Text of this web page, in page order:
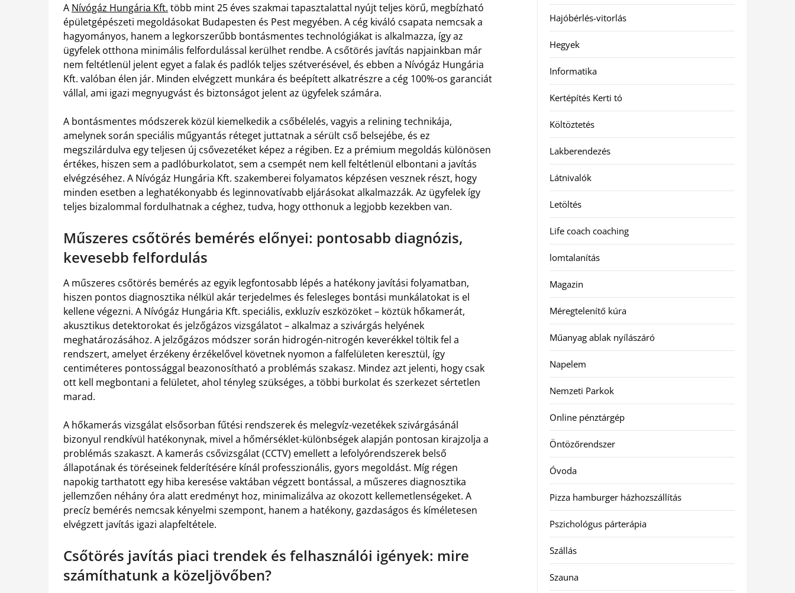
A Nívógáz Hungária Kft. több mint 25 éves szakmai tapasztalattal nyújt teljes körű, megbízható
épületgépészeti megoldásokat Budapesten és Pest megyében. A cég kiváló csapata nemcsak a
hagyományos, hanem a legkorszerűbb bontásmentes technológiákat is alkalmazza, így az
ügyfelek otthona minimális felfordulással kerülhet rendbe. A csőtörés javítás napjainkban már
nem feltétlenül jelent egyet a falak és padlók teljes szétverésével, és ebben a Nívógáz Hungária
Kft. valóban élen jár. Minden elvégzett munkára és beépített alkatrészre a cég 100%-os garanciát
vállal, ami igazi megnyugvást és biztonságot jelent az ügyfelek számára.
A bontásmentes módszerek közül kiemelkedik a csőbélelés, vagyis a relining technikája,
amelynek során speciális műgyantás réteget juttatnak a sérült cső belsejébe, és ez
megszilárdulva egy teljesen új csővezetéket képez a régiben. Ez a prémium megoldás különösen
értékes, hiszen sem a padlóburkolatot, sem a csempét nem kell feltétlenül elbontani a javítás
elvégzéséhez. A Nívógáz Hungária Kft. szakemberei folyamatos képzésen vesznek részt, hogy
minden esetben a leghatékonyabb és leginnovatívabb eljárásokat alkalmazzák. Az ügyfelek így
teljes bizalommal fordulhatnak a céghez, tudva, hogy otthonuk a legjobb kezekben van.
Műszeres csőtörés bemérés előnyei: pontosabb diagnózis,
kevesebb felfordulás
A műszeres csőtörés bemérés az egyik legfontosabb lépés a hatékony javítási folyamatban,
hiszen pontos diagnosztika nélkül akár terjedelmes és felesleges bontási munkálatokat is el
kellene végezni. A Nívógáz Hungária Kft. speciális, exkluzív eszközöket – köztük hőkamerát,
akusztikus detektorokat és jelzőgázos vizsgálatot – alkalmaz a szivárgás helyének
meghatározásához. A jelzőgázos módszer során hidrogén-nitrogén keverékkel töltik fel a
rendszert, amelyet érzékeny érzékelővel követnek nyomon a falfelületen keresztül, így
centiméteres pontossággal beazonosítható a problémás szakasz. Mindez azt jelenti, hogy csak
ott kell megbontani a felületet, ahol tényleg szükséges, a többi burkolat és szerkezet sértetlen
marad.
A hőkamerás vizsgálat elsősorban fűtési rendszerek és melegvíz-vezetékek szivárgásánál
bizonyul rendkívül hatékonynak, mivel a hőmérséklet-különbségek alapján pontosan kirajzolja a
problémás szakaszt. A kamerás csővizsgálat (CCTV) emellett a lefolyórendszerek belső
állapotának és töréseinek felderítésére kínál professzionális, gyors megoldást. Míg régen
napokig tarthatott egy hiba keresése vaktában végzett bontással, a műszeres diagnosztika
jellemzően néhány óra alatt eredményt hoz, minimalizálva az okozott kellemetlenségeket. A
precíz bemérés nemcsak kényelmi szempont, hanem a hatékony, gazdaságos és kíméletesen
elvégzett javítás igazi alapfeltétele.
Csőtörés javítás piaci trendek és felhasználói igények: mire
számíthatunk a közeljövőben?
Hajóbérlés-vitorlás
Hegyek
Informatika
Kertépítés Kerti tó
Költöztetés
Lakberendezés
Látnivalók
Letöltés
Life coach coaching
lomtalanítás
Magazin
Méregtelenítő kúra
Műanyag ablak nyílászáró
Napelem
Nemzeti Parkok
Online pénztárgép
Öntözőrendszer
Óvoda
Pizza hamburger házhozszállítás
Pszichológus párterápia
Szállás
Szauna